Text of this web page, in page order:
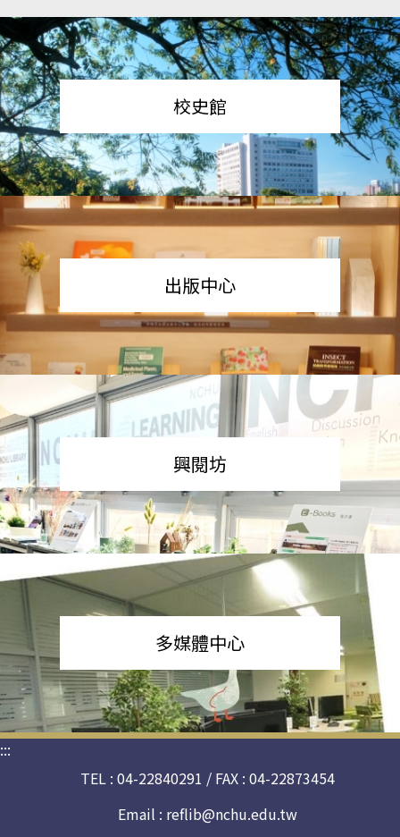
校史館
出版中心
興閱坊
多媒體中心
:::
TEL : 04-22840291 / FAX : 04-22873454
Email : reflib@nchu.edu.tw